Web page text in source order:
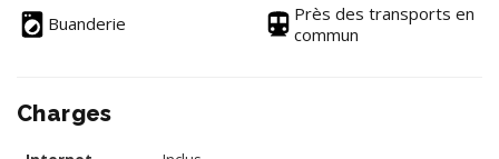
Buanderie
Près des transports en
commun
Charges